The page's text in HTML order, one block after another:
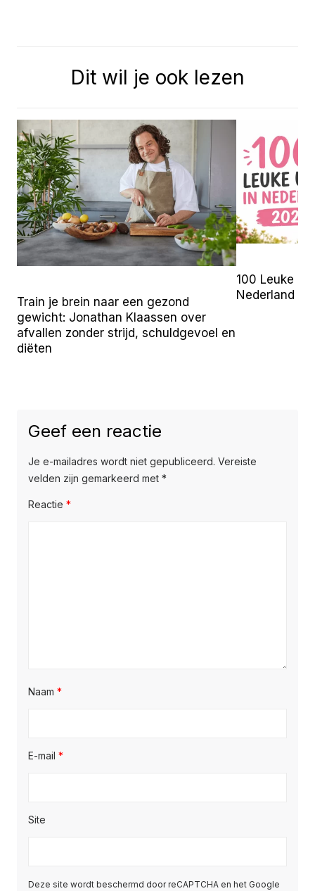
Dit wil je ook lezen
Train je brein naar een gezond
gewicht: Jonathan Klaassen over
afvallen zonder strijd, schuldgevoel en
diëten
100 Leuke
Nederland
Geef een reactie
Je e-mailadres wordt niet gepubliceerd. Vereiste
velden zijn gemarkeerd met *
Reactie *
Naam *
E-mail *
Site
Deze site wordt beschermd door reCAPTCHA en het Google